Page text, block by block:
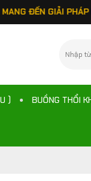
PHÁP BẢO VỆ
) BUỒNG THỔI